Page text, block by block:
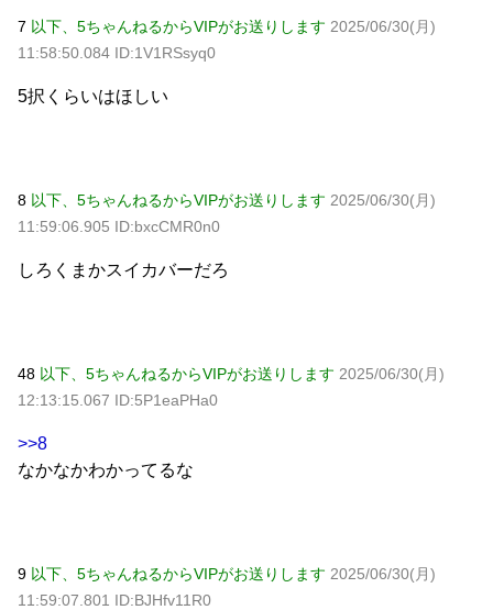
7 以下、5ちゃんねるからVIPがお送りします 2025/06/30(月)
11:58:50.084 ID:1V1RSsyq0
5択くらいはほしい
8 以下、5ちゃんねるからVIPがお送りします 2025/06/30(月)
11:59:06.905 ID:bxcCMR0n0
しろくまかスイカバーだろ
48 以下、5ちゃんねるからVIPがお送りします 2025/06/30(月)
12:13:15.067 ID:5P1eaPHa0
>>8
なかなかわかってるな
9 以下、5ちゃんねるからVIPがお送りします 2025/06/30(月)
11:59:07.801 ID:BJHfv11R0